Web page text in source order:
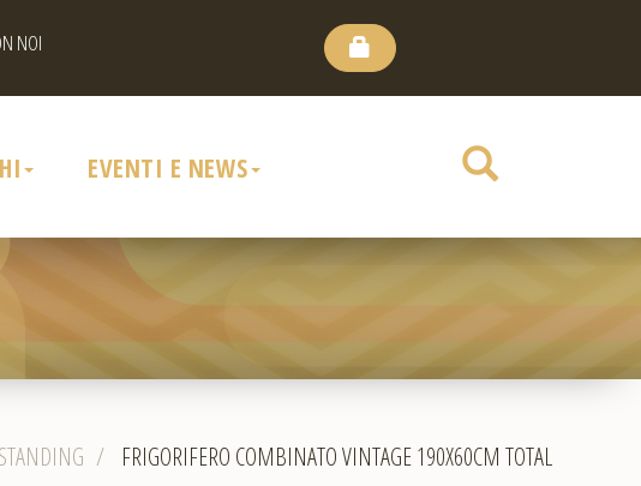
NOI
EVENTI E NEWS
/ FRIGORIFERO COMBINATO VINTAGE 190X60CM TOTAL